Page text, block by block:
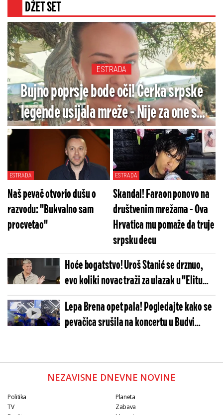
DŽET SET
ESTRADA
Bujno poprsje bode oči! Ćerka srpske
legende usijala mreže - Nije za one sa
slabim srcem
ESTRADA
Naš pevač otvorio dušu o
razvodu: "Bukvalno sam
procvetao"
ESTRADA
Skandal! Faraon ponovo na
društvenim mrežama - Ova
Hrvatica mu pomaže da truje
srpsku decu
Hoće bogatstvo! Uroš Stanić se drznuo,
evo koliki novac traži za ulazak u "Elitu
10"
Lepa Brena opet pala! Pogledajte kako se
pevačica srušila na koncertu u Budvi
NEZAVISNE DNEVNE NOVINE
Politika
TV
Planeta
Zabava